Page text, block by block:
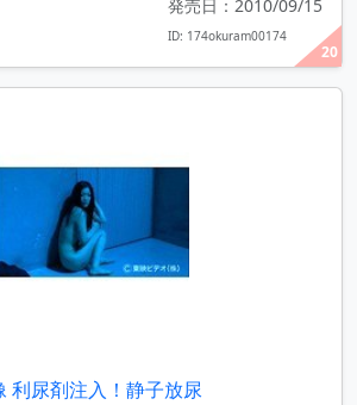
20
発売日：2010/09/15
ID: 174okuram00174
利尿剤注入！静子放尿